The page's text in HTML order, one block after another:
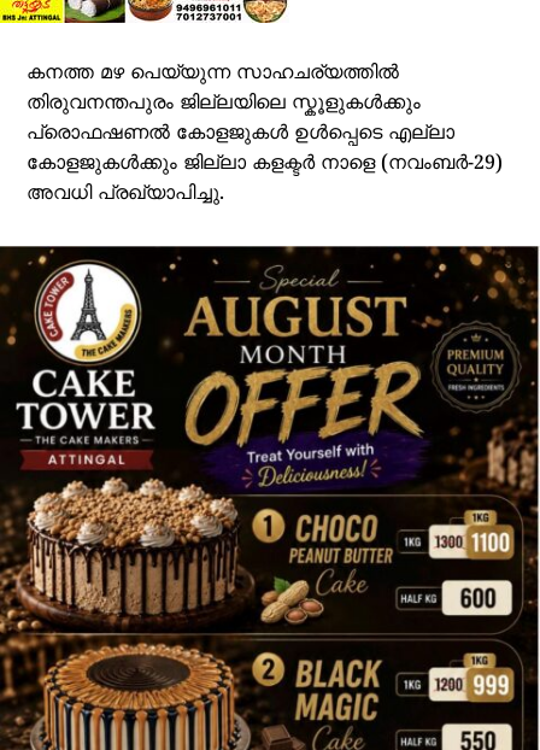
കനത്ത മഴ പെയ്യുന്ന സാഹചര്യത്തിൽ
തിരുവനന്തപുരം ജില്ലയിലെ സ്കൂളുകൾക്കും
പ്രൊഫഷണൽ കോളജുകൾ ഉൾപ്പെടെ എല്ലാ
കോളജുകൾക്കും ജില്ലാ കളക്ടർ നാളെ (നവംബർ-29)
അവധി പ്രഖ്യാപിച്ചു.